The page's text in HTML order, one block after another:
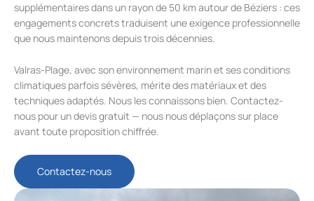
supplémentaires dans un rayon de 50 km autour de Béziers : ces
engagements concrets traduisent une exigence professionnelle
que nous maintenons depuis trois décennies.
Valras-Plage, avec son environnement marin et ses conditions
climatiques parfois sévères, mérite des matériaux et des
techniques adaptés. Nous les connaissons bien. Contactez-
nous pour un devis gratuit — nous nous déplaçons sur place
avant toute proposition chiffrée.
Contactez-nous